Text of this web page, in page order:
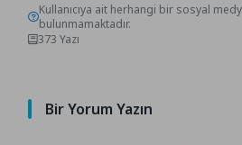
Kullanıcıya ait herhangi bir sosyal
bulunmamaktadır.
373 Yazı
Bir Yorum Yazın